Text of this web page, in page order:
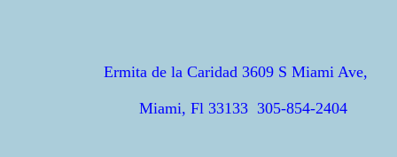
Ermita de la Caridad 3609 S Miami Ave,
Miami, Fl 33133305-854-2404